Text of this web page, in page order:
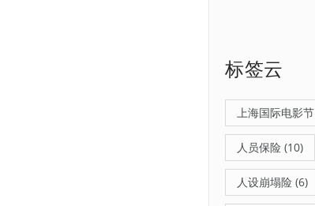
标签云
上海国际电影节
人员保险 (10)
人设崩塌险 (6)